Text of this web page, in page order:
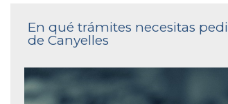
En qué trámites necesitas
de Canyelles